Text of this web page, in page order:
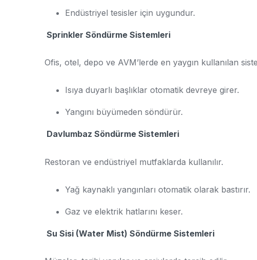
Endüstriyel tesisler için uygundur.
Sprinkler Söndürme Sistemleri
Ofis, otel, depo ve AVM’lerde en yaygın kullanılan
Isıya duyarlı başlıklar otomatik devreye girer.
Yangını büyümeden söndürür.
Davlumbaz Söndürme Sistemleri
Restoran ve endüstriyel mutfaklarda kullanılır.
Yağ kaynaklı yangınları otomatik olarak bastırır.
Gaz ve elektrik hatlarını keser.
Su Sisi (Water Mist) Söndürme Sistemleri